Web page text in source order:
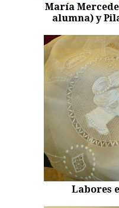
María
alumna) y
Labores